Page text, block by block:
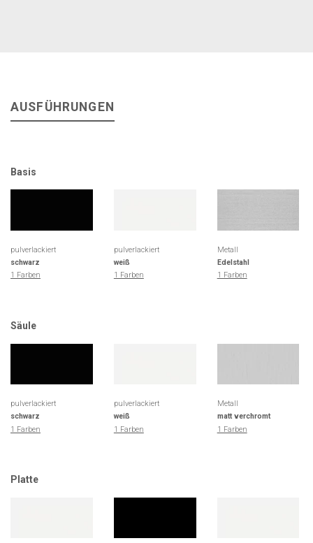
AUSFÜHRUNGEN
Basis
pulverlackiert
schwarz
1 Farben
pulverlackiert
weiß
1 Farben
Metall
Edelstahl
1 Farben
Säule
pulverlackiert
schwarz
1 Farben
pulverlackiert
weiß
1 Farben
Metall
matt verchromt
1 Farben
Platte